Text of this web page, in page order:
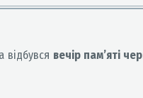
відбувся вечір пам’яті